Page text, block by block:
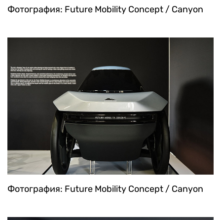
Фотография: Future Mobility Concept / Canyon
Фотография: Future Mobility Concept / Canyon